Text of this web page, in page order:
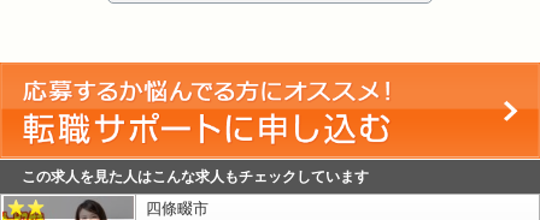
この求人を見た人はこんな求人もチェックしています
四條畷市